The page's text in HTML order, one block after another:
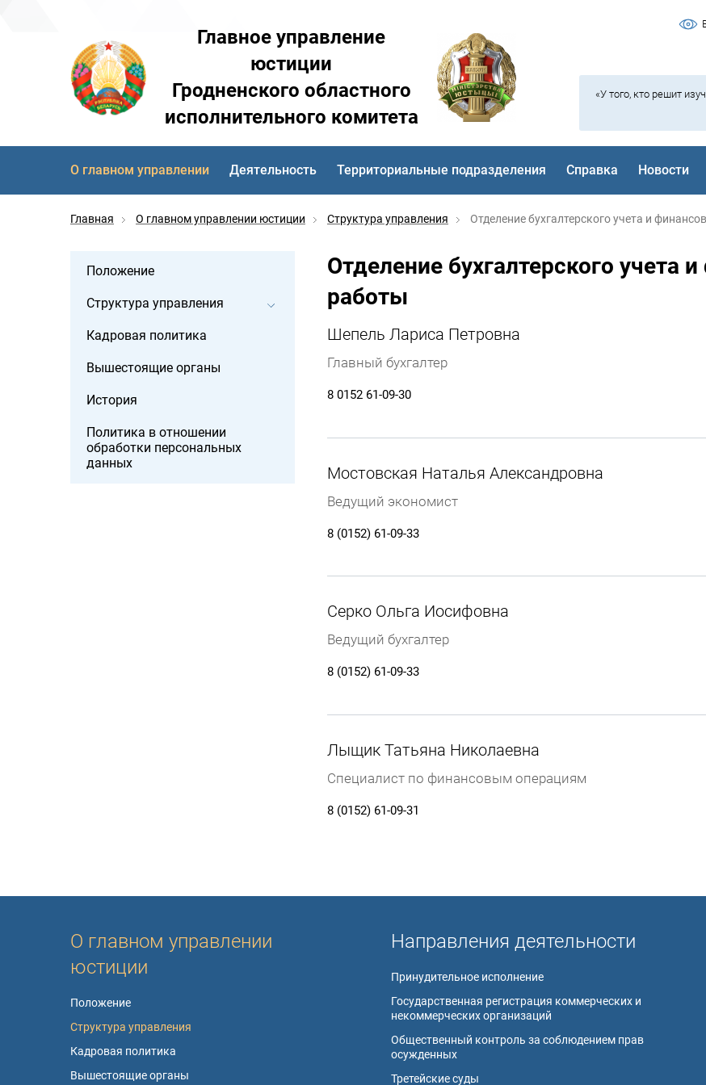
Главное управление
юстиции
Гродненского областного
исполнительного комитета
«У того, кто решит
О главном управлении Деятельность Территориальные подразделения Справка Новости
Главная О главном управлении юстиции Структура управления Отделение бухгалтерского учета и
Отделение бухгалтерского учета
работы
Шепель Лариса Петровна
Главный бухгалтер
8 0152 61-09-30
Мостовская Наталья Александровна
Ведущий экономист
8 (0152) 61-09-33
Серко Ольга Иосифовна
Ведущий бухгалтер
8 (0152) 61-09-33
Лыщик Татьяна Николаевна
Специалист по финансовым операциям
8 (0152) 61-09-31
Положение
Структура управления
Кадровая политика
Вышестоящие органы
История
Политика в отношении
обработки персональных
данных
О главном управлении
юстиции
Положение
Структура управления
Кадровая политика
Вышестоящие органы
Направления деятельности
Принудительное исполнение
Государственная регистрация коммерческих и
некоммерческих организаций
Общественный контроль за соблюдением прав
осужденных
Третейские суды